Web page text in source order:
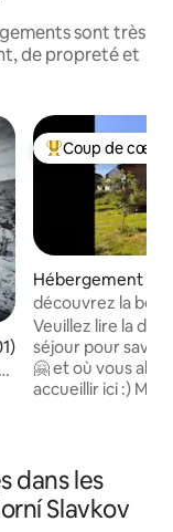
sont très
de propreté et
moyenne sur la
Coups de cœur
Coup de cœur
Hébergement ⋅
découvrez la
Métallifères
Veuillez lire la
séjour pour
🤗 et où vous
accueillir ici :)
une ville avec
quelques
proximité ; ce
dans les
Slavkov